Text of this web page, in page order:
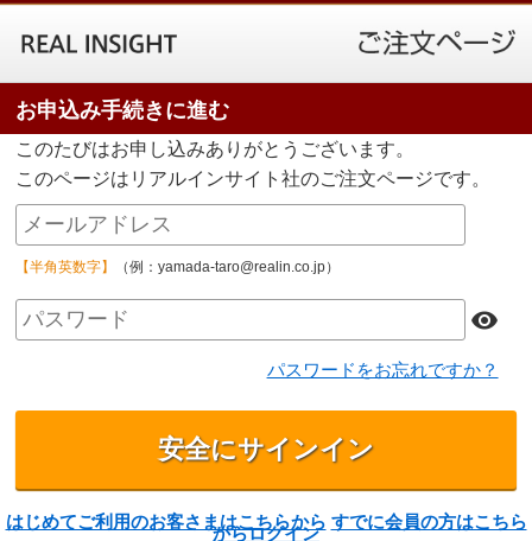
お申込み手続きに進む
このたびはお申し込みありがとうございます。
このページはリアルインサイト社のご注文ページです。
【半角英数字】 （例：yamada-taro@realin.co.jp）
パスワードをお忘れですか？
はじめてご利用のお客さまはこちらから すでに会員の方はこちら
からログイン